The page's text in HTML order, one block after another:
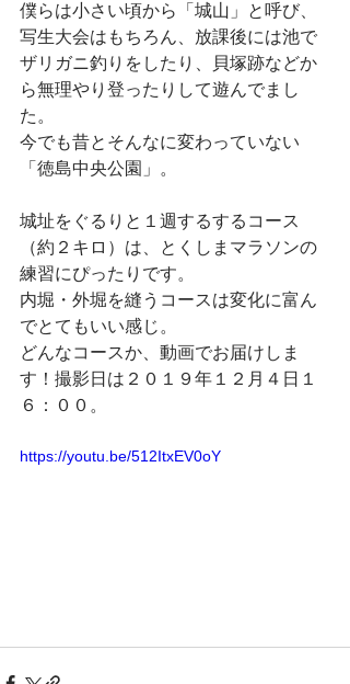
僕らは小さい頃から「城山」と呼び、
写生大会はもちろん、放課後には池で
ザリガニ釣りをしたり、貝塚跡などか
ら無理やり登ったりして遊んでまし
た。
今でも昔とそんなに変わっていない
「徳島中央公園」。
城址をぐるりと１週するするコース
（約２キロ）は、とくしまマラソンの
練習にぴったりです。
内堀・外堀を縫うコースは変化に富ん
でとてもいい感じ。
どんなコースか、動画でお届けしま
す！撮影日は２０１９年１２月４日１
６：００。
https://youtu.be/512ItxEV0oY